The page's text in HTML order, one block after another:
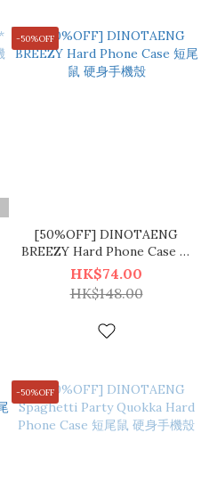
-50%OFF
[50%OFF] DINOTAENG
BREEZY Hard Phone Case 短
尾鼠 硬身手機殼
HK$74.00
HK$148.00
-50%OFF